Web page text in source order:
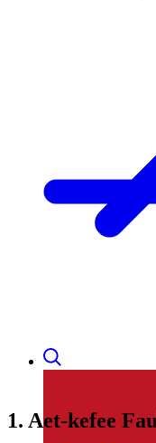
1. Aet-kefee